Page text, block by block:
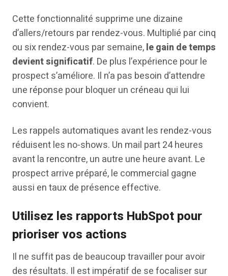
Cette fonctionnalité supprime une dizaine
d’allers/retours par rendez-vous. Multiplié par cinq
ou six rendez-vous par semaine,le gain de temps
devient significatif. De plus l’expérience pour le
prospect s’améliore. Il n’a pas besoin d’attendre
une réponse pour bloquer un créneau qui lui
convient.
Les rappels automatiques avant les rendez-vous
réduisent les no-shows. Un mail part 24 heures
avant la rencontre, un autre une heure avant. Le
prospect arrive préparé, le commercial gagne
aussi en taux de présence effective.
Utilisez les rapports HubSpot pour
prioriser vos actions
Il ne suffit pas de beaucoup travailler pour avoir
des résultats. Il est impératif de se focaliser sur